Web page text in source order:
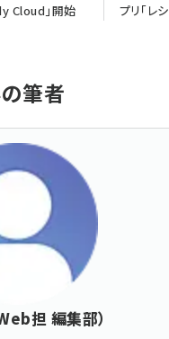
Cloud」開始
プリ「レ
筆者
担 編集部）